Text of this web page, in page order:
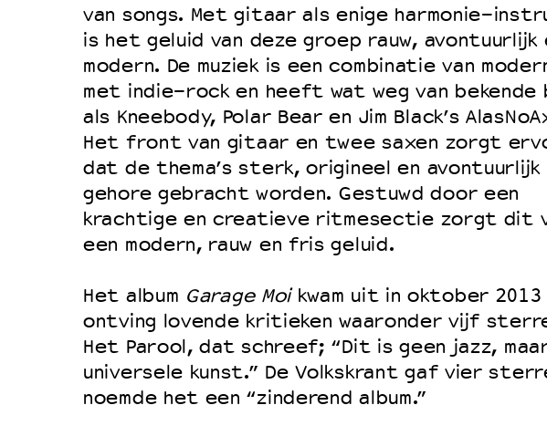
Privacyverklaring
Integriteits- en gedragscode
Duurzaamheid
Culturele boycot Israël
Ruimte voor artistieke vrijheid – VNPF
van songs. Met gitaar als enige harmonie-
is het geluid van deze groep rauw, avontuurlijk
modern. De muziek is een combinatie van
met indie-rock en heeft wat weg van bekende
als Kneebody, Polar Bear en Jim Black’s
Het front van gitaar en twee saxen zorgt
dat de thema’s sterk, origineel en
gehore gebracht worden. Gestuwd door een
krachtige en creatieve ritmesectie zorgt dit
een modern, rauw en fris geluid.
Het album Garage Moikwam uit in oktober 2013
ontving lovende kritieken waaronder vijf
Het Parool, dat schreef; “Dit is geen jazz,
universele kunst.” De Volkskrant gaf vier
noemde het een “zinderend album.”